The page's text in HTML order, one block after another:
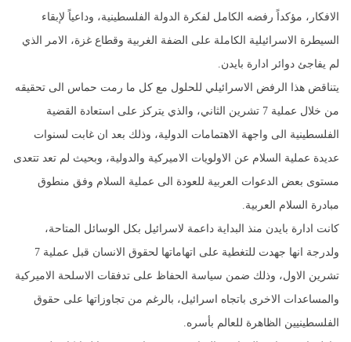
الافكار، مؤكداً رفضه الكامل لفكرة الدولة الفلسطينية، وداعياً لإبقاء
السيطرة الاسرائيلية الكاملة على الضفة الغربية وقطاع غزة، الامر الذي
لم يفاجئ دوائر ادارة بايدن.
يتناقض هذا الرفض الاسرائيلي للحلول مع كل ما رمت حماس الى تحقيقه
من خلال عملية 7 تشرين الثاني، والذي يتركز على استعادة القضية
الفلسطينية الى واجهة الاهتمامات الدولية، وذلك بعد ان غابت لسنوات
عديدة عملية السلام عن الاولويات الاميركية والدولية، وبحيث لم تعد تتعدى
مستوى بعض الدعوات العربية للعودة الى عملية السلام وفق منطوق
مبادرة السلام العربية.
كانت ادارة بايدن منذ البداية داعمة لاسرائيل بكل الوسائل المتاحة،
ولدرجة انها جهدت للتغطية على اتهاماتها لحقوق الانسان قبل عملية 7
تشرين الاول، وذلك ضمن سياسة الحفاظ على تدفقات الاسلحة الاميركية
والمساعدات الاخرى باتجاه اسرائيل، بالرغم من تجاوزاتها على حقوق
الفلسطينيين الظاهرة للعالم بأسره.